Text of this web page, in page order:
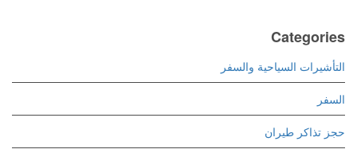
Categories
التأشيرات السياحية والسفر
السفر
حجز تذاكر طيران